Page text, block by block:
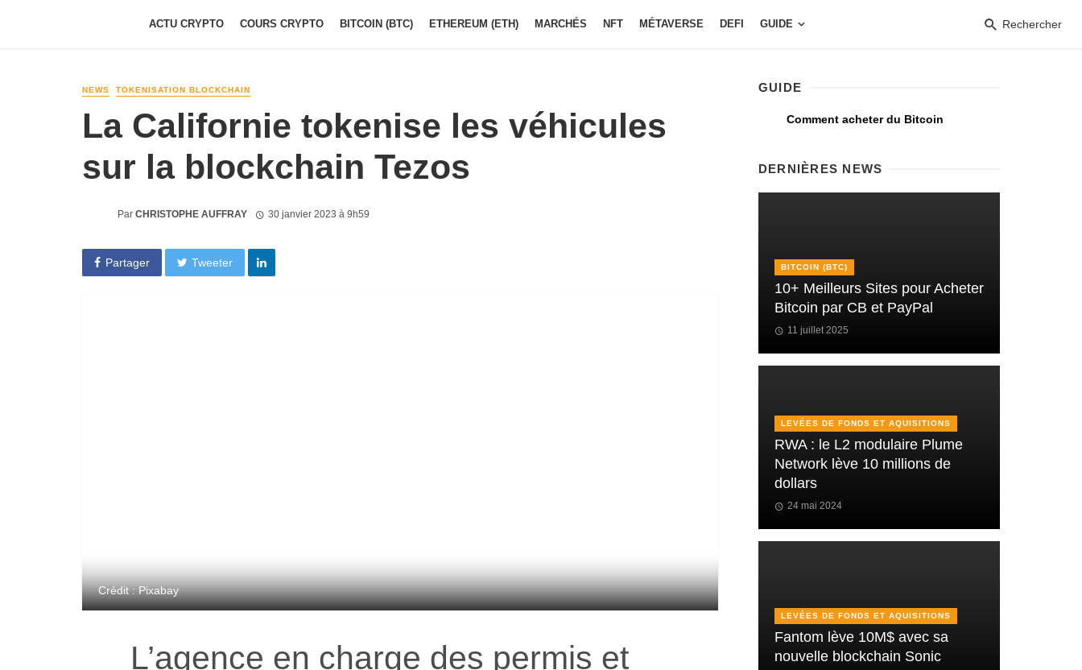
ACTU CRYPTO COURS CRYPTO BITCOIN (BTC) ETHEREUM (ETH) MARCHÉS NFT MÉTAVERSE DEFI GUIDE Rechercher
NEWS TOKENISATION BLOCKCHAIN
La Californie tokenise les véhicules
sur la blockchain Tezos
Par CHRISTOPHE AUFFRAY 30 janvier 2023 à 9h59
Partager Tweeter
Crédit : Pixabay
L’agence en charge des permis et
GUIDE
Comment acheter du Bitcoin
DERNIÈRES NEWS
BITCOIN (BTC)
10+ Meilleurs Sites pour Acheter
Bitcoin par CB et PayPal
11 juillet 2025
LEVÉES DE FONDS ET AQUISITIONS
RWA : le L2 modulaire Plume
Network lève 10 millions de
dollars
24 mai 2024
LEVÉES DE FONDS ET AQUISITIONS
Fantom lève 10M$ avec sa
nouvelle blockchain Sonic